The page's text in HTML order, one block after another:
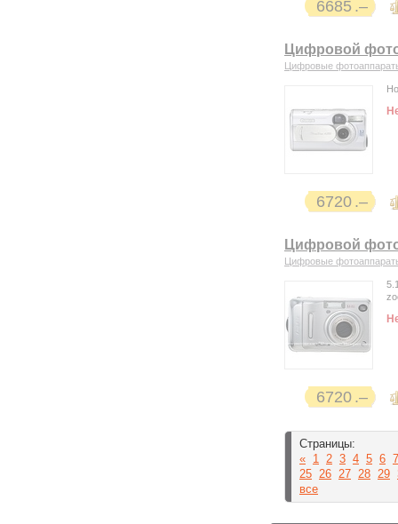
6685
Цифровой
Цифровые
6720
Цифровой
Цифровые
6720
Страницы:
« 1 2 3 4 5 6 7
25 26 27 28 29
все